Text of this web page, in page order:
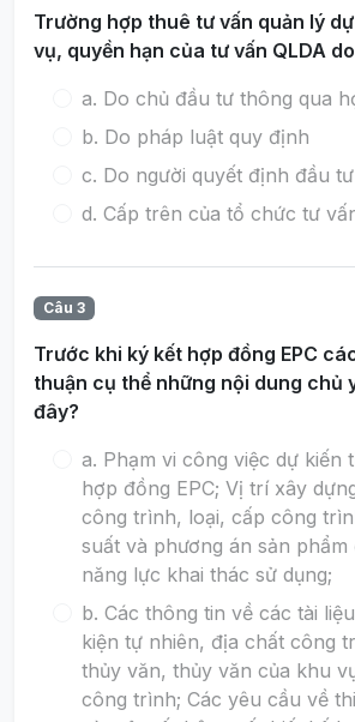
Trường hợp thuê tư vấn quản lý
vụ, quyền hạn của tư vấn QLDA
a. Do chủ đầu tư thông qua
b. Do pháp luật quy định
c. Do người quyết định đầu tư
d. Cấp trên của tổ chức tư
Câu 3
Trước khi ký kết hợp đồng EPC
thuận cụ thể những nội dung chủ
đây?
a. Phạm vi công việc dự kiến
hợp đồng EPC; Vị trí xây
công trình, loại, cấp công
suất và phương án sản
năng lực khai thác sử dụng;
b. Các thông tin về các tài
kiện tự nhiên, địa chất công
thủy văn, thủy văn của khu
công trình; Các yêu cầu về